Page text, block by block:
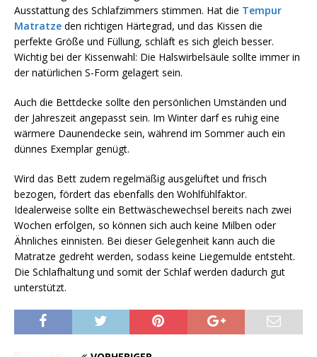
Ausstattung des Schlafzimmers stimmen. Hat die Tempur
Matratze den richtigen Härtegrad, und das Kissen die
perfekte Größe und Füllung, schläft es sich gleich besser.
Wichtig bei der Kissenwahl: Die Halswirbelsäule sollte immer in
der natürlichen S-Form gelagert sein.
Auch die Bettdecke sollte den persönlichen Umständen und
der Jahreszeit angepasst sein. Im Winter darf es ruhig eine
wärmere Daunendecke sein, während im Sommer auch ein
dünnes Exemplar genügt.
Wird das Bett zudem regelmäßig ausgelüftet und frisch
bezogen, fördert das ebenfalls den Wohlfühlfaktor.
Idealerweise sollte ein Bettwäschewechsel bereits nach zwei
Wochen erfolgen, so können sich auch keine Milben oder
Ähnliches einnisten. Bei dieser Gelegenheit kann auch die
Matratze gedreht werden, sodass keine Liegemulde entsteht.
Die Schlafhaltung und somit der Schlaf werden dadurch gut
unterstützt.